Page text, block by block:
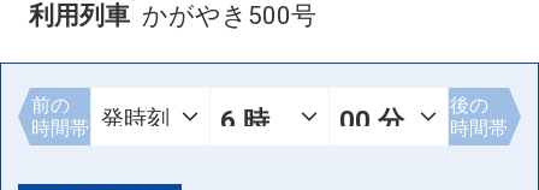
利用列車 かがやき500号
前の
時間帯
後の
時間帯